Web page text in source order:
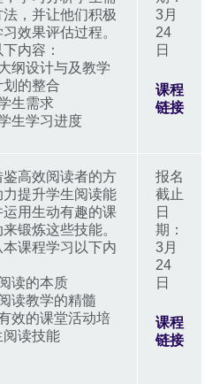
法，并让他们积极
效果评估过程。
内容：
纲设计与及教学
划的整合
生需求
生学习进度
3月
24
日
课程
链接
鉴高效阅读者的方
力提升学生阅读能
运用生动有趣的课
锻炼这些技能。
本课程学习以下内
读的本质
读教学的精髓
效的课堂活动培
阅读技能
报名
截止
日
期：
3月
24
日
课程
链接